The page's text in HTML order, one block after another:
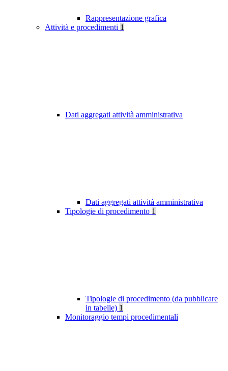
Rappresentazione grafica
Attività e procedimenti 1
Dati aggregati attività amministrativa
Dati aggregati attività amministrativa
Tipologie di procedimento 1
Tipologie di procedimento (da pubblicare
in tabelle) 1
Monitoraggio tempi procedimentali